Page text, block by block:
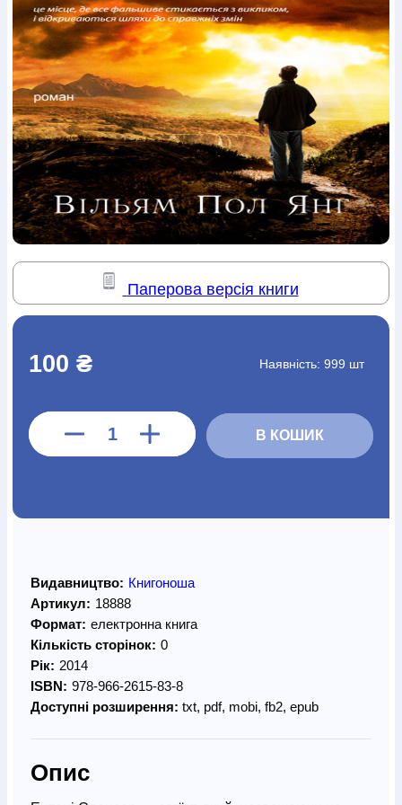
Богослов`яШлюб і сім`яЮдаїзм
Супутні товари
ПеріодикаАудіоРучки кульковіВідеоГалантерея
Закладки для книг
Футболки Брелоки СумкиБіжутерія
БлокнотиЩоденники / щотижневикиВироби з дерева
Вироби з кераміки і глиниВироби з срібла
Картини
Навчальні мапиШкіряні виробиМагніти Металеві
виробиМіні-лампиНаклейкиНастільні ігри Пакети
подарункові Плакати Пластмасові вироби Хустки
Подарункові карткиРозвиваючі ігриРепринтиСвічки
ЗошитиФотокартиниЧохли на БибліїГоловні убори
КалендаріКанцелярскі товариКомп`ютерні ігри
ЛистівкиСувенирна продукціяГодинникиПазли
Книга в комплекті
За додатковою інформацією дзвоніть за номером:+38
Паперова версія книги
100 ₴ Наявність: 999 шт
В КОШИК
Видавництво: Книгоноша
Артикул: 18888
Формат: електронна книга
Кількість сторінок: 0
Рік: 2014
ISBN: 978-966-2615-83-8
Доступні розширення: txt, pdf, mobi, fb2, epub
Опис